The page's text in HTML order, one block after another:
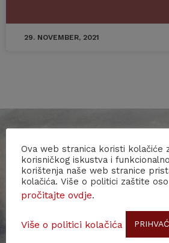
29. NOVEMBER, 2021
Subscribe to our
Stay up to date with our
receive more information
Ova web stranica koristi kolačiće
korisničkog iskustva i
korištenja naše web stranice
kolačića. Više o politici zaštite
pročitajte ovdje.
Više o politici kolačića